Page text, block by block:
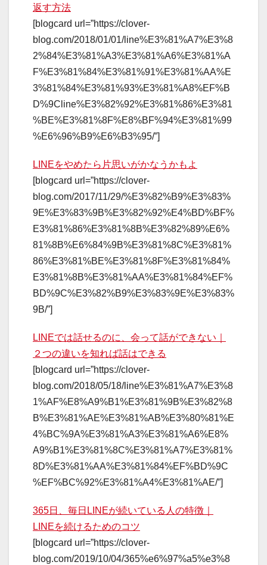
返す方法
[blogcard url=”https://clover-
blog.com/2018/01/01/line%E3%81%A7%E3%8
2%84%E3%81%A3%E3%81%A6%E3%81%A
F%E3%81%84%E3%81%91%E3%81%AA%E
3%81%84%E3%81%93%E3%81%A8%EF%B
D%9Cline%E3%82%92%E3%81%86%E3%81
%BE%E3%81%8F%E8%BF%94%E3%81%99
%E6%96%B9%E6%B3%95/”]
LINEをやめたら片思いがかなうかもよ
[blogcard url=”https://clover-
blog.com/2017/11/29/%E3%82%B9%E3%83%
9E%E3%83%9B%E3%82%92%E4%BD%BF%
E3%81%86%E3%81%8B%E3%82%89%E6%
81%8B%E6%84%9B%E3%81%8C%E3%81%
86%E3%81%BE%E3%81%8F%E3%81%84%
E3%81%8B%E3%81%AA%E3%81%84%EF%
BD%9C%E3%82%B9%E3%83%9E%E3%83%
9B/”]
LINEでは話せるのに、会って話ができない｜
２つの違いを知れば話はできる
[blogcard url=”https://clover-
blog.com/2018/05/18/line%E3%81%A7%E3%8
1%AF%E8%A9%B1%E3%81%9B%E3%82%8
B%E3%81%AE%E3%81%AB%E3%80%81%E
4%BC%9A%E3%81%A3%E3%81%A6%E8%
A9%B1%E3%81%8C%E3%81%A7%E3%81%
8D%E3%81%AA%E3%81%84%EF%BD%9C
%EF%BC%92%E3%81%A4%E3%81%AE/”]
365日、毎日LINEが続いている人の特徴｜
LINEを続けるためのコツ
[blogcard url=”https://clover-
blog.com/2019/10/04/365%e6%97%a5%e3%8